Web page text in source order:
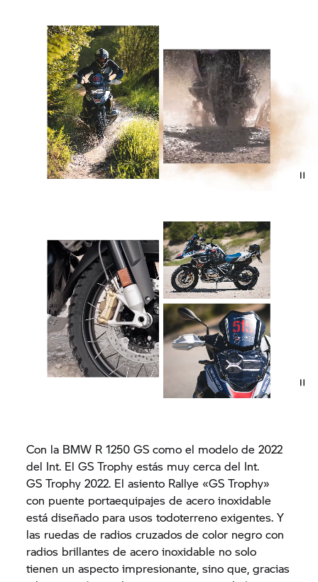
Con la BMW R 1250 GS como el modelo de 2022
del Int. ElGS Trophy estás muy cerca del Int.
GS Trophy 2022. El asiento Rallye «GS Trophy»
con puente portaequipajes de acero inoxidable
está diseñado para usos todoterreno exigentes. Y
las ruedas de radios cruzadosde color negro con
radios brillantes de acero inoxidable no solo
tienen un aspecto impresionante, sino que, gracias